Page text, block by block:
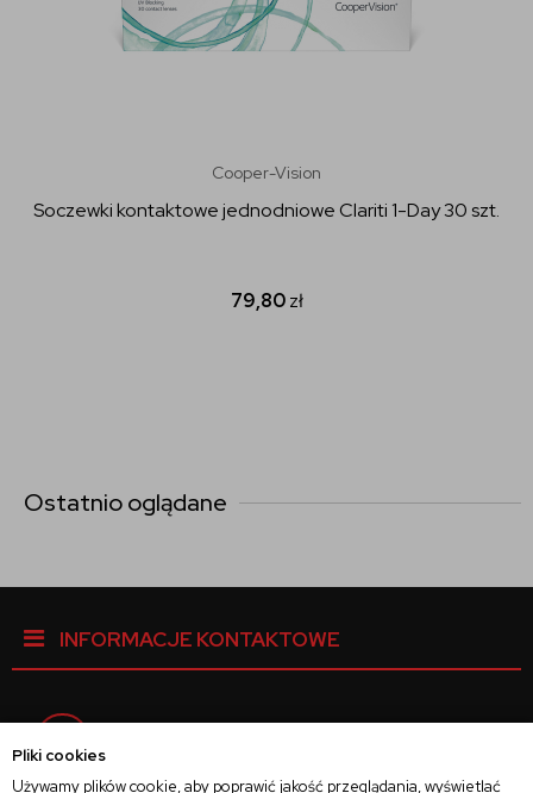
Pliki cookies
Używamy plików cookie, aby poprawić jakość przeglądania, wyświetlać
Cooper-Vision
Soczewki kontaktowe jednodniowe Clariti 1-Day 30 szt.
79,80zł
Ostatnio oglądane
INFORMACJE KONTAKTOWE